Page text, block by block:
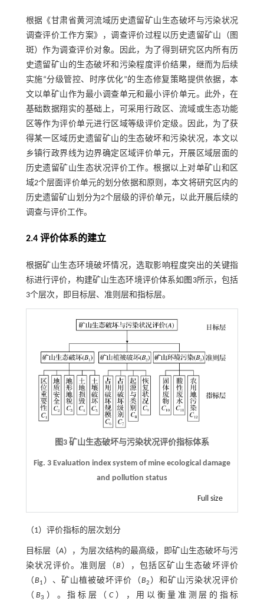
根据《甘肃省黄河流域历史遗留矿山生态破坏与污染状况
调查评价工作方案》，调查评价过程以历史遗留矿山（图
斑）作为调查评价对象。因此，为了得到研究区内所有历
史遗留矿山的生态破坏和污染程度评价结果，继而为后续
实施“分级管控、时序优化”的生态修复策略提供依据，本
文以单矿山作为最小调查单元和最小评价单元。此外，在
基础数据翔实的基础上，可采用行政区、流域或生态功能
区等作为评价单元进行区域等级评价定级。因此，为了获
得某一区域历史遗留矿山的生态破坏和污染状况，本文以
乡镇行政界线为边界确定区域评价单元，开展区域层面的
历史遗留矿山生态状况评价工作。根据以上对单矿山和区
域2个层面评价单元的划分依据和原则，本文将研究区内的
历史遗留矿山划分为2个层级的评价单元，以此开展后续的
调查与评价工作。
2.4 评价体系的建立
根据矿山生态环境破坏情况，选取影响程度突出的关键指
标进行评价，构建矿山生态环境评价体系如 图3所示，包括
3个层次，即目标层、准则层和指标层。
图3 矿山生态破坏与污染状况评价指标体系
Fig. 3 Evaluation index system of mine ecological damage
and pollution status
Full size
（1）评价指标的层次划分
目标层（A），为层次结构的最高级，即矿山生态破坏与污
染状况评价。准则层（B ），包括区矿山生态破坏评价
（B1 ）、矿山植被破坏评价（B2 ）和矿山污染状况评价
（B3 ）。指标层（C），用以衡量准测层的指标